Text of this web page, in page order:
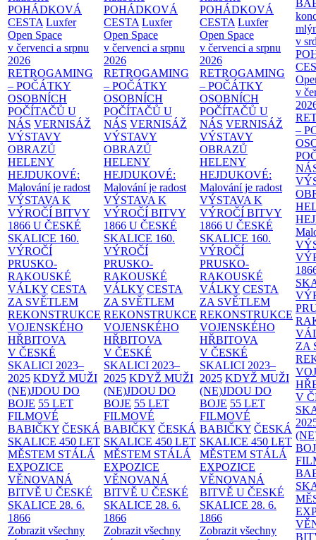
POHÁDKOVÁ
CESTA Luxfer
Open Space
v červenci a srpnu
2026
RETROGAMING
– POČÁTKY
OSOBNÍCH
POČÍTAČŮ U
NÁS VERNISÁŽ
VÝSTAVY
OBRAZŮ
HELENY
HEJDUKOVÉ:
Malování je radost
VÝSTAVA K
VÝROČÍ BITVY
1866 U ČESKÉ
SKALICE 160.
VÝROČÍ
PRUSKO-
RAKOUSKÉ
VÁLKY CESTA
ZA SVĚTLEM
REKONSTRUKCE
VOJENSKÉHO
HŘBITOVA
V ČESKÉ
SKALICI 2023–
2025 KDYŽ MUŽI
(NE)JDOU DO
BOJE 55 LET
FILMOVÉ
BABIČKY ČESKÁ
SKALICE 450 LET
MĚSTEM STÁLÁ
EXPOZICE
VĚNOVANÁ
BITVĚ U ČESKÉ
SKALICE 28. 6.
1866
Zobrazit všechny
POHÁDKOVÁ
CESTA Luxfer
Open Space
v červenci a srpnu
2026
RETROGAMING
– POČÁTKY
OSOBNÍCH
POČÍTAČŮ U
NÁS VERNISÁŽ
VÝSTAVY
OBRAZŮ
HELENY
HEJDUKOVÉ:
Malování je radost
VÝSTAVA K
VÝROČÍ BITVY
1866 U ČESKÉ
SKALICE 160.
VÝROČÍ
PRUSKO-
RAKOUSKÉ
VÁLKY CESTA
ZA SVĚTLEM
REKONSTRUKCE
VOJENSKÉHO
HŘBITOVA
V ČESKÉ
SKALICI 2023–
2025 KDYŽ MUŽI
(NE)JDOU DO
BOJE 55 LET
FILMOVÉ
BABIČKY ČESKÁ
SKALICE 450 LET
MĚSTEM STÁLÁ
EXPOZICE
VĚNOVANÁ
BITVĚ U ČESKÉ
SKALICE 28. 6.
1866
Zobrazit všechny
POHÁDKOVÁ
CESTA Luxfer
Open Space
v červenci a srpnu
2026
RETROGAMING
– POČÁTKY
OSOBNÍCH
POČÍTAČŮ U
NÁS VERNISÁŽ
VÝSTAVY
OBRAZŮ
HELENY
HEJDUKOVÉ:
Malování je radost
VÝSTAVA K
VÝROČÍ BITVY
1866 U ČESKÉ
SKALICE 160.
VÝROČÍ
PRUSKO-
RAKOUSKÉ
VÁLKY CESTA
ZA SVĚTLEM
REKONSTRUKCE
VOJENSKÉHO
HŘBITOVA
V ČESKÉ
SKALICI 2023–
2025 KDYŽ MUŽI
(NE)JDOU DO
BOJE 55 LET
FILMOVÉ
BABIČKY ČESKÁ
SKALICE 450 LET
MĚSTEM STÁLÁ
EXPOZICE
VĚNOVANÁ
BITVĚ U ČESKÉ
SKALICE 28. 6.
1866
Zobrazit všechny
v
v
–
ZA
V